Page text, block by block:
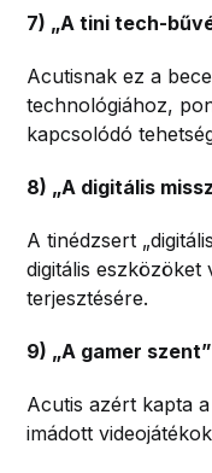
7) „A tini tech-
Acutisnak ez a
technológiához,
kapcsolódó
8) „A digitális
A tinédzsert
digitális eszközöket
terjesztésére.
9) „A gamer szent”
Acutis azért kapta
imádott